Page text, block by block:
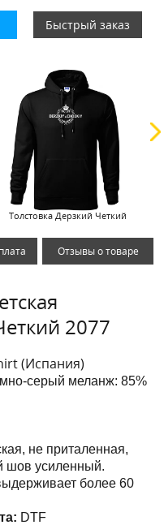
Быстрый заказ
Толстовка Дерзкий Четкий
Отзывы о товаре
2077
(Испания)
серый меланж: 85%
не приталенная,
шов усиленный.
более 60
DTF